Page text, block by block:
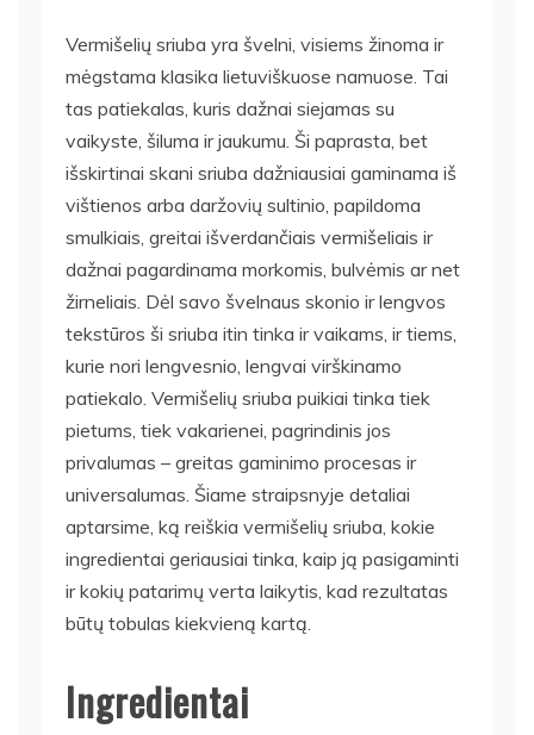
Vermišelių sriuba yra švelni, visiems žinoma ir
mėgstama klasika lietuviškuose namuose. Tai
tas patiekalas, kuris dažnai siejamas su
vaikyste, šiluma ir jaukumu. Ši paprasta, bet
išskirtinai skani sriuba dažniausiai gaminama iš
vištienos arba daržovių sultinio, papildoma
smulkiais, greitai išverdančiais vermišeliais ir
dažnai pagardinama morkomis, bulvėmis ar net
žirneliais. Dėl savo švelnaus skonio ir lengvos
tekstūros ši sriuba itin tinka ir vaikams, ir tiems,
kurie nori lengvesnio, lengvai virškinamo
patiekalo. Vermišelių sriuba puikiai tinka tiek
pietums, tiek vakarienei, pagrindinis jos
privalumas – greitas gaminimo procesas ir
universalumas. Šiame straipsnyje detaliai
aptarsime, ką reiškia vermišelių sriuba, kokie
ingredientai geriausiai tinka, kaip ją pasigaminti
ir kokių patarimų verta laikytis, kad rezultatas
būtų tobulas kiekvieną kartą.
Ingredientai